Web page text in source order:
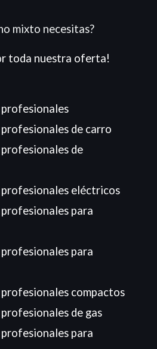
mixto necesitas?
toda nuestra oferta!
de carro
de
eléctricos
para
para
compactos
de gas
para